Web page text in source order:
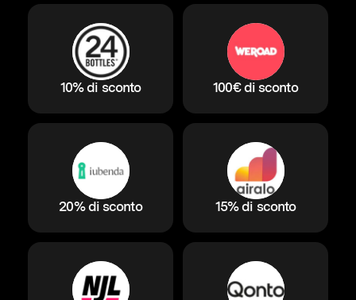
10% di sconto 100€ di sconto
20% di sconto 15% di sconto